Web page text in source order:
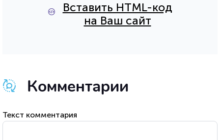
Вставить HTML-код
на Ваш сайт
Комментарии
Текст комментария